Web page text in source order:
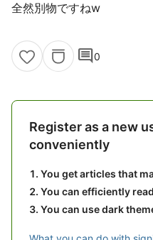
全然別物ですねw
comment0
Register as a new
conveniently
You get articles that
You can efficiently
You can use dark